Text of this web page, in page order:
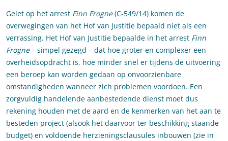
Gelet op het arrest Finn Frogne(C-549/14) komen de
overwegingen van het Hof van Justitie bepaald niet als een
verrassing. Het Hof van Justitie bepaalde in het arrest Finn
Frogne– simpel gezegd – dat hoe groter en complexer een
overheidsopdracht is, hoe minder snel er tijdens de uitvoering
een beroep kan worden gedaan op onvoorzienbare
omstandigheden wanneer zich problemen voordoen. Een
zorgvuldig handelende aanbestedende dienst moet dus
rekening houden met de aard en de kenmerken van het aan te
besteden project (alsook het daarvoor ter beschikking staande
budget) en voldoende herzieningsclausules inbouwen (zie in